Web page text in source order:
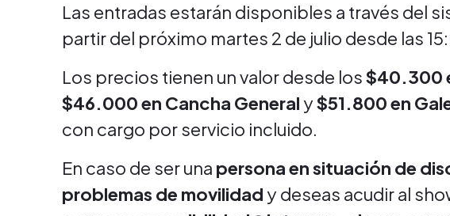
Las entradas estarán disponibles a través del
partir del próximo martes 2 de julio desde las
Los precios tienen un valor desde los$40.300
$46.000 en Cancha General y$51.800 en
con cargo por servicio incluido.
En caso de ser una persona en situación de
problemas de movilidad y deseas acudir al